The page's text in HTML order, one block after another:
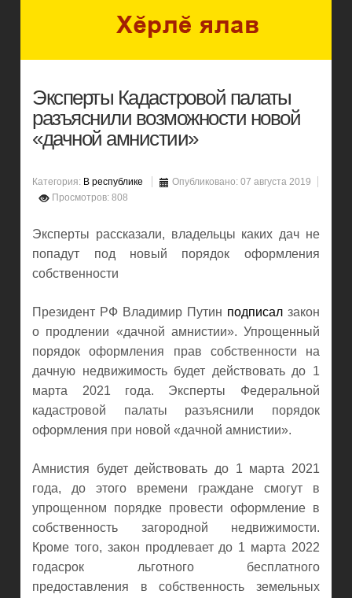
Эксперты Кадастровой палаты
разъяснили возможности новой
«дачной амнистии»
Категория: В республике
Опубликовано: 07 августа 2019
Просмотров: 808
Эксперты рассказали, владельцы каких дач не
попадут под новый порядок оформления
собственности
Президент РФ Владимир Путин подписалзакон
о продлении «дачной амнистии». Упрощенный
порядок оформления прав собственности на
дачную недвижимость будет действовать до 1
марта 2021 года. Эксперты Федеральной
кадастровой палаты разъяснили порядок
оформления при новой «дачной амнистии».
Амнистия будет действовать до 1 марта 2021
года, до этого времени граждане смогут в
упрощенном порядке провести оформление в
собственность загородной недвижимости.
Кроме того, закон продлевает до 1 марта 2022
годасрок льготного бесплатного
предоставления в собственность земельных